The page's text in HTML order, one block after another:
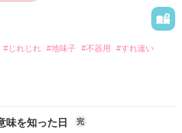
を頼りに生きていけばいいの。
ったもう一人の孤独な人間。
#じれじれ #地味子 #不器用
#すれ違い
味を知った日 完